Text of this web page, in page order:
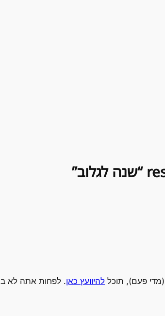
פעם), תוכל להיוועץ כאן. לפחות אתה לא